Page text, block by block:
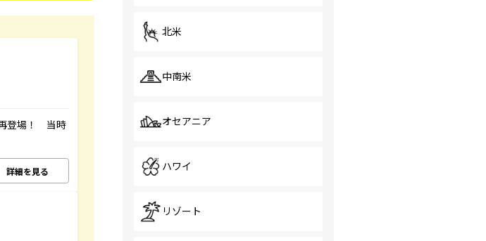
登場！ 当時
詳細を見る
北米
中南米
オセアニア
ハワイ
リゾート